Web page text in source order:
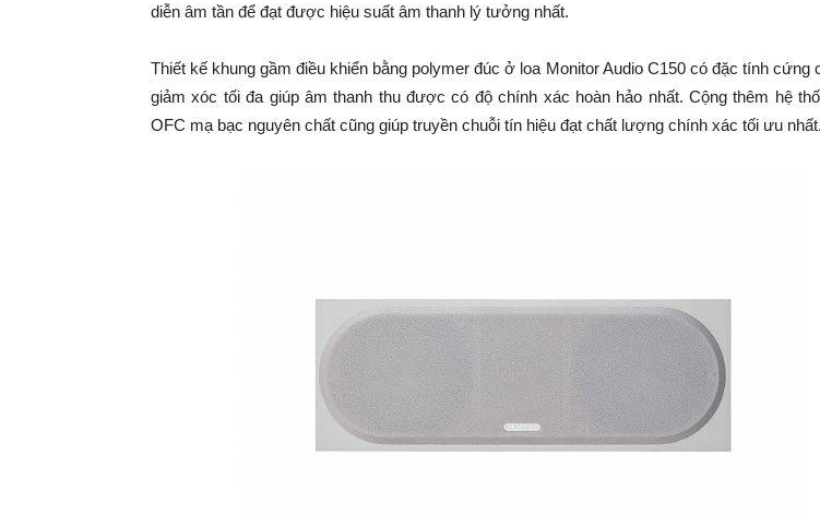
diễn âm tần để đạt được hiệu suất âm thanh lý tưởng nhất.
Thiết kế khung gầm điều khiển bằng polymer đúc ở loa Monitor Audio C150 có đặc tính cứng
giảm xóc tối đa giúp âm thanh thu được có độ chính xác hoàn hảo nhất. Cộng thêm hệ
OFC mạ bạc nguyên chất cũng giúp truyền chuỗi tín hiệu đạt chất lượng chính xác tối ưu nhất.